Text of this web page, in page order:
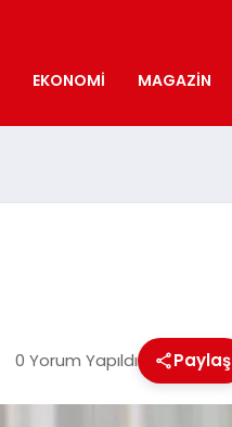
EKONOMI MAGAZIN
0 Yorum Yapıldı Paylaş